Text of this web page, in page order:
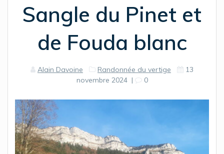
Sangle du Pinet et
de Fouda blanc
Alain Davoine Randonnée du vertige
13
novembre 2024| 0